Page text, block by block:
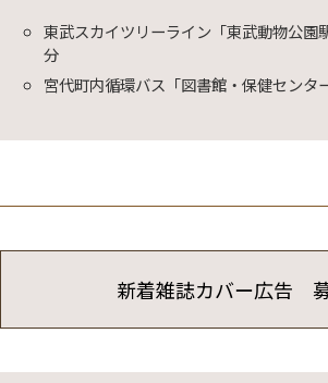
東武スカイツリーライン「東武動物公園
分
宮代町内循環バス「図書館・保健センタ
新着雑誌カバー広告